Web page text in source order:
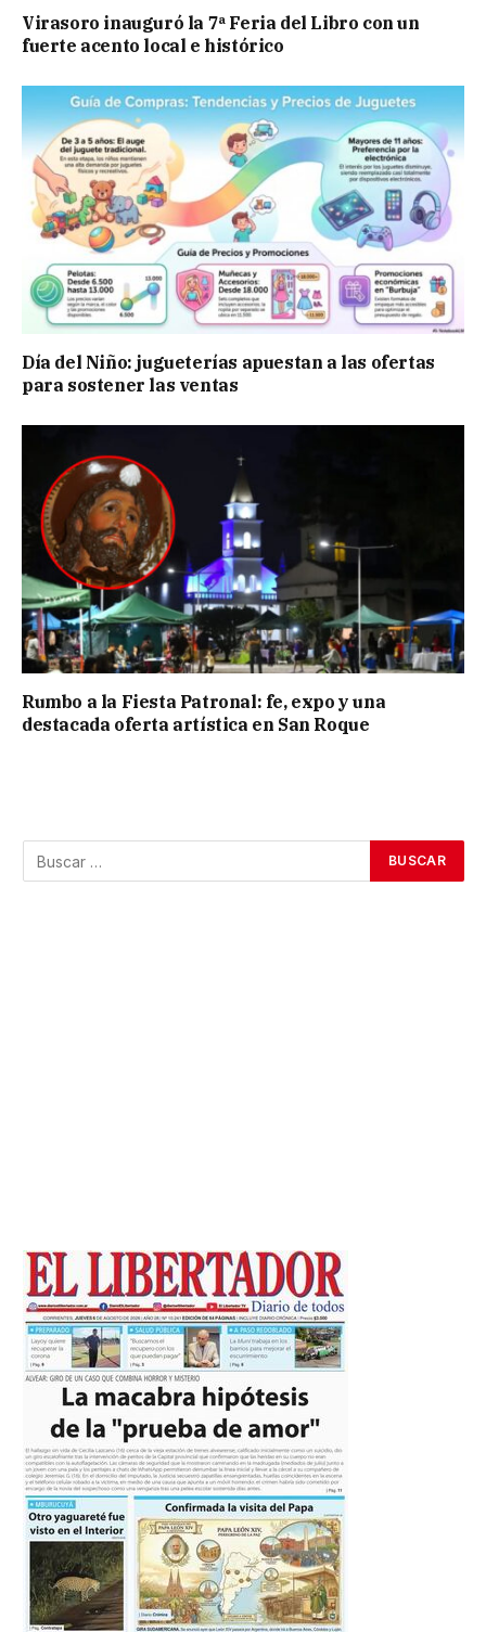
Virasoro inauguró la 7ª Feria del Libro con un
fuerte acento local e histórico
Día del Niño: jugueterías apuestan a las ofertas
para sostener las ventas
Rumbo a la Fiesta Patronal: fe, expo y una
destacada oferta artística en San Roque